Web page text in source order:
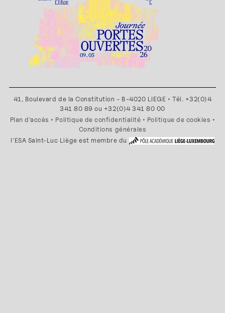
41, Boulevard de la Constitution - B-4020 LIEGE • Tél. +32(0)4
341 80 89 ou +32(0)4 341 80 00
Plan d'accès • Politique de confidentialité • Politique de cookies •
Conditions générales
l'ESA Saint-Luc Liège est membre du